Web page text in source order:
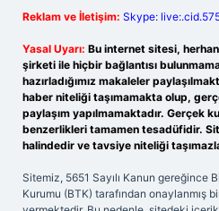
Reklam ve İletişim: Skype:
Yasal Uyarı: Bu internet sitesi,
şirketi ile hiçbir bağlantısı
hazırladığımız makaleler
haber niteliği taşımamakta olup,
paylaşım yapılmamaktadır. Gerçek
benzerlikleri tamamen tesadüfidir.
halindedir ve tavsiye niteliği
Sitemiz, 5651 Sayılı Kanun gereğince
Kurumu (BTK) tarafından onaylanmış